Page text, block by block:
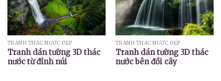
TRANH THÁC NƯỚC ĐẸP
Tranh dán tường 3D thác
nước từ đỉnh núi
TRANH THÁC NƯỚC ĐẸP
Tranh dán tường 3D thác
nước bên đồi cây